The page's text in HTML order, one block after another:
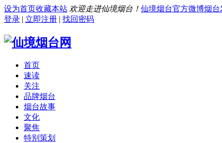
设为首页收藏本站 欢迎走进仙境烟台！ 仙境烟台官方微博烟台
登录 | 立即注册 | 找回密码
首页
速读
关注
品牌烟台
烟台故事
文化
聚焦
特别策划